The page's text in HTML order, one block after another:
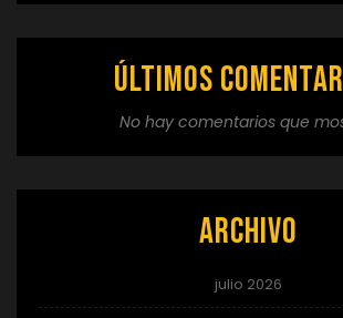
Últimos
No hay comentarios que
Archivo
julio 2026